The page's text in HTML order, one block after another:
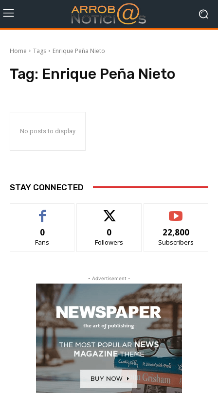
Home Tags Enrique Peña Nieto
Tag: Enrique Peña Nieto
No posts to display
STAY CONNECTED
0
Fans
0
Followers
22,800
Subscribers
- Advertisement -